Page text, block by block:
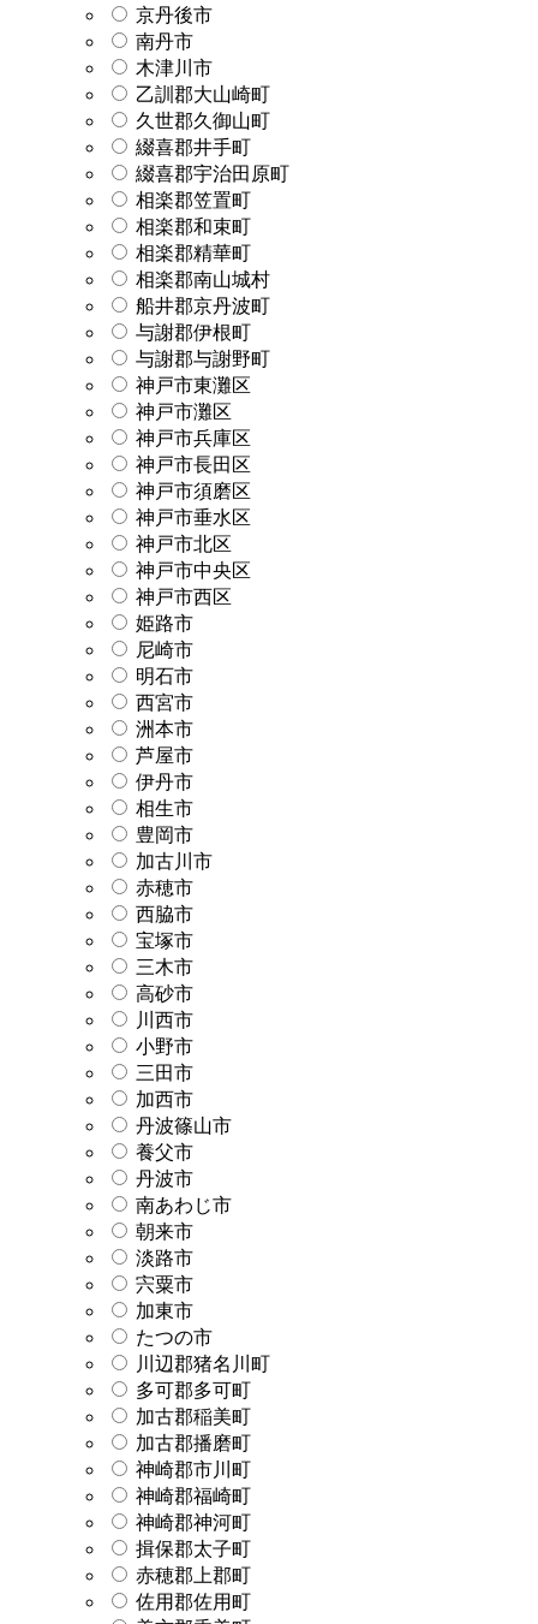
京丹後市
南丹市
木津川市
乙訓郡大山崎町
久世郡久御山町
綴喜郡井手町
綴喜郡宇治田原町
相楽郡笠置町
相楽郡和束町
相楽郡精華町
相楽郡南山城村
船井郡京丹波町
与謝郡伊根町
与謝郡与謝野町
神戸市東灘区
神戸市灘区
神戸市兵庫区
神戸市長田区
神戸市須磨区
神戸市垂水区
神戸市北区
神戸市中央区
神戸市西区
姫路市
尼崎市
明石市
西宮市
洲本市
芦屋市
伊丹市
相生市
豊岡市
加古川市
赤穂市
西脇市
宝塚市
三木市
高砂市
川西市
小野市
三田市
加西市
丹波篠山市
養父市
丹波市
南あわじ市
朝来市
淡路市
宍粟市
加東市
たつの市
川辺郡猪名川町
多可郡多可町
加古郡稲美町
加古郡播磨町
神崎郡市川町
神崎郡福崎町
神崎郡神河町
揖保郡太子町
赤穂郡上郡町
佐用郡佐用町